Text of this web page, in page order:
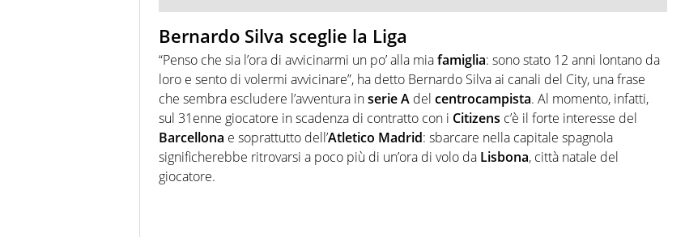
Bernardo Silva sceglie la Liga
“Penso che sia l’ora di avvicinarmi un po’ alla miafamiglia: sono stato 12 anni lontano da
loro e sento di volermi avvicinare”, ha detto Bernardo Silva ai canali del City, una frase
che sembra escludere l’avventura inserieA del centrocampista. Al momento, infatti,
sul 31enne giocatore in scadenza di contratto con i Citizens c’è il forte interesse del
Barcellona e soprattutto dell’Atletico Madrid: sbarcare nella capitale spagnola
significherebbe ritrovarsi a poco più di un’ora di volo da Lisbona, città natale del
giocatore.